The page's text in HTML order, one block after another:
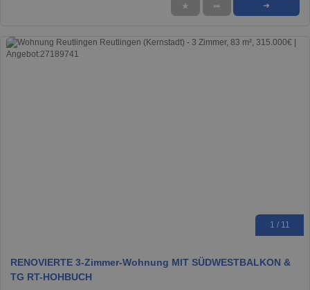
★ ➦ ➜
1 / 11
RENOVIERTE 3-Zimmer-Wohnung MIT SÜDWESTBALKON &
TG RT-HOHBUCH